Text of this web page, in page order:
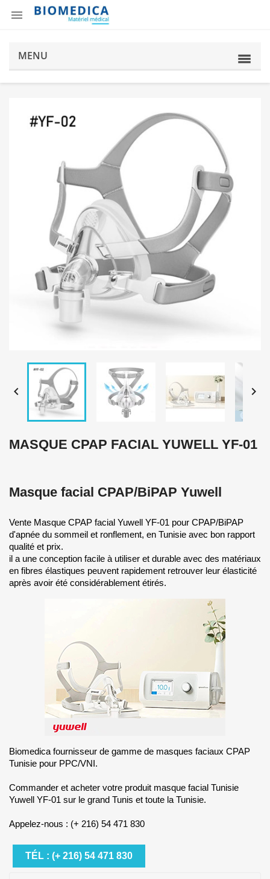

MENU
 
MASQUE CPAP FACIAL YUWELL YF-01
Masque facial CPAP/BiPAP Yuwell
Vente Masque CPAP facial Yuwell YF-01 pour CPAP/BiPAP
d'apnée du sommeil et ronflement, en Tunisie avec bon rapport
qualité et prix.
il a une conception facile à utiliser et durable avec des matériaux
en fibres élastiques peuvent rapidement retrouver leur élasticité
après avoir été considérablement étirés.
Biomedica fournisseur de gamme de masques faciaux CPAP
Tunisie pour PPC/VNI.
Commander et acheter votre produit masque facial Tunisie
Yuwell YF-01 sur le grand Tunis et toute la Tunisie.
Appelez-nous : (+ 216) 54 471 830
TÉL : (+ 216) 54 471 830